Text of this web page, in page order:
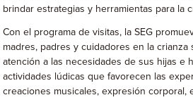
brindar estrategias y herramientas para la
Con el programa de visitas, la SEG
madres, padres y cuidadores en la crianza
atención a las necesidades de sus hijas e
actividades lúdicas que favorecen las
creaciones musicales, expresión corporal,